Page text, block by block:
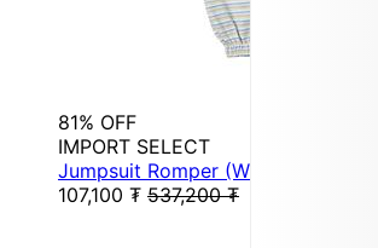
81% OFF
IMPORT SELECT
Jumpsuit Romper (White)
107,100 ₮ 537,200 ₮